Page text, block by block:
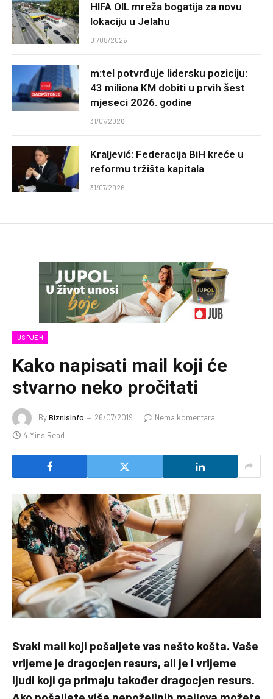
HIFA OIL mreža bogatija za novu
lokaciju u Jelahu
01/08/2026
m:tel potvrđuje lidersku poziciju:
43 miliona KM dobiti u prvih šest
mjeseci 2026. godine
31/07/2026
Kraljević: Federacija BiH kreće u
reformu tržišta kapitala
31/07/2026
USPJEH
Kako napisati mail koji će
stvarno neko pročitati
ByBiznisInfo 26/07/2019
Nema komentara
4 Mins Read
Svaki mail koji pošaljete vas nešto košta. Vaše
vrijeme je dragocjen resurs, ali je i vrijeme
ljudi koji ga primaju također dragocjen resurs.